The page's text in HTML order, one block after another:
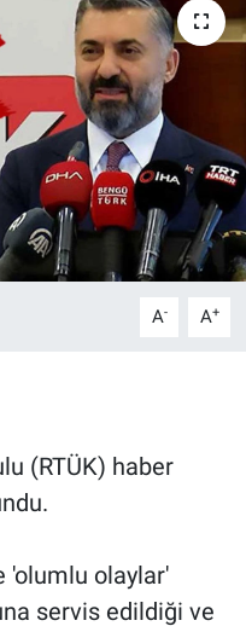
A- A+
(RTÜK) haber
'olumlu olaylar'
servis edildiği ve